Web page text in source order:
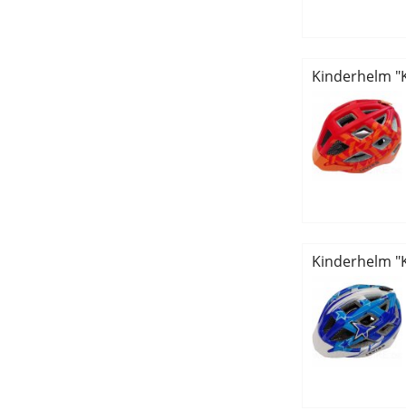
Kinderhelm
Kinderhelm